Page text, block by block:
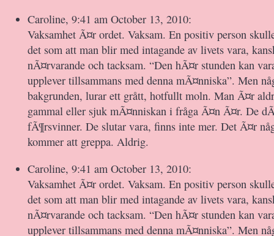
Caroline, 9:41 am October 13, 2010:
Vaksamhet Ã¤r ordet. Vaksam. En positiv person
det som att man blir med intagande av livets vara,
nÃ¤rvarande och tacksam. “Den hÃ¤r stunden kan
upplever tillsammans med denna mÃ¤nniska”. Men
bakgrunden, lurar ett grått, hotfullt moln. Man Ã¤r
gammal eller sjuk mÃ¤nniskan i fråga Ã¤n Ã¤r. De
fÃ¶rsvinner. De slutar vara, finns inte mer. Det Ã¤r
kommer att greppa. Aldrig.
Caroline, 9:41 am October 13, 2010:
Vaksamhet Ã¤r ordet. Vaksam. En positiv person
det som att man blir med intagande av livets vara,
nÃ¤rvarande och tacksam. “Den hÃ¤r stunden kan
upplever tillsammans med denna mÃ¤nniska”. Men